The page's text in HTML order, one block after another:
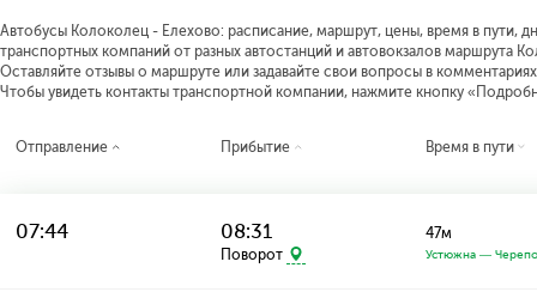
Автобусы Колоколец - Елехово: расписание, маршрут, цены, время в пути,
транспортных компаний от разных автостанций и автовокзалов маршрута
Оставляйте отзывы о маршруте или задавайте свои вопросы в
Чтобы увидеть контакты транспортной компании, нажмите кнопку
Отправление Прибытие Время в пути
07:44 08:31
Поворот
47м
Устюжна —